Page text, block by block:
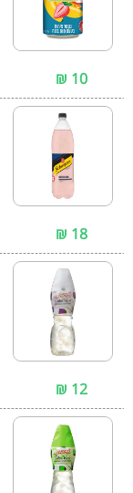
10 ₪
18 ₪
12 ₪